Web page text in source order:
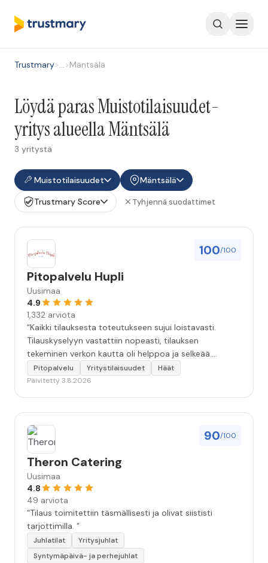
Trustmary>…>Mäntsälä
Löydä paras Muistotilaisuudet-
yritys alueella Mäntsälä
3 yritystä
Muistotilaisuudet
Mäntsälä
Trustmary Score
Tyhjennä suodattimet
100/100
Pitopalvelu Hupli
Uusimaa
4.9
1,332 arviota
“Kaikki tilauksesta toteutukseen sujui loistavasti.
Tilauskyselyyn vastattiin nopeasti, tilauksen
tekeminen verkon kautta oli helppoa ja selkeää.
Kävimme tilauksen vielä kahteen kertaan puhelimessa
läpi, että kaikki seikat oltiin varmasti huomioitu.
porukalle!”
Pitopalvelu Yritystilaisuudet
Häät
Päivitetty 3.8.2026
90/100
Theron Catering
Uusimaa
4.8
49 arviota
“Tilaus toimitettiin täsmällisesti ja olivat siististi
tarjottimilla. ”
Juhlatilat
Yritysjuhlat
Syntymäpäivä- ja perhejuhlat